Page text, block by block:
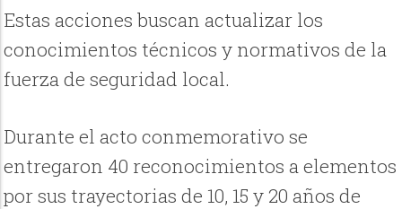
Estas acciones buscan actualizar los
conocimientos técnicos y normativos de la
fuerza de seguridad local.
Durante el acto conmemorativo se
entregaron 40 reconocimientos a elementos
por sus trayectorias de 10, 15 y 20 años de